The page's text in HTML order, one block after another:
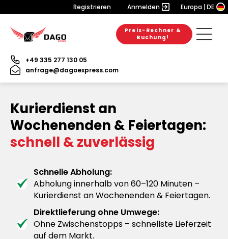
Registrieren Anmelden Europa DE
Preis-Rechner &
Buchung!
+49 335 277 130 05
anfrage@dagoexpress.com
Kurierdienst an
Wochenenden & Feiertagen:
schnell & zuverlässig
Schnelle Abholung:
Abholung innerhalb von 60–120 Minuten –
Kurierdienst an Wochenenden & Feiertagen.
Direktlieferung ohne Umwege:
Ohne Zwischenstopps – schnellste Lieferzeit
auf dem Markt.